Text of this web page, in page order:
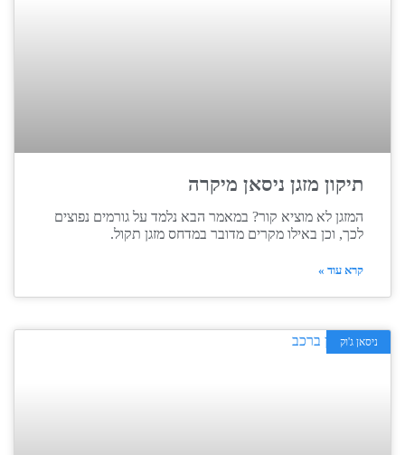
תיקון מזגן ניסאן מיקרה
המזגן לא מוציא קור? במאמר הבא נלמד על גורמים נפוצים
לכך, וכן באילו מקרים מדובר במדחס מזגן תקול.
קרא עוד »
ניסאן ג'וק